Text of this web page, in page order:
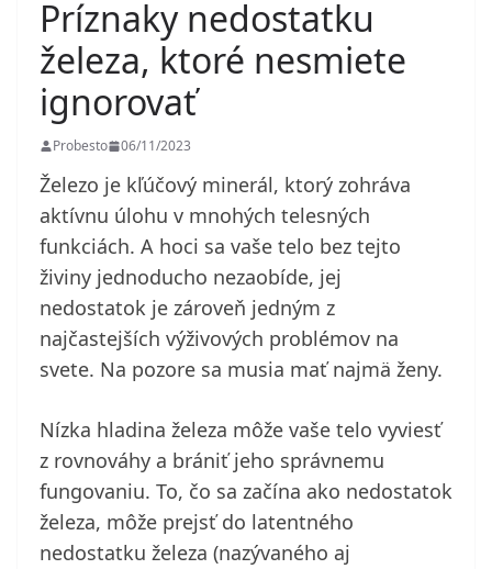
Príznaky nedostatku
železa, ktoré nesmiete
ignorovať
Probesto 06/11/2023
Železo je kľúčový minerál, ktorý zohráva
aktívnu úlohu v mnohých telesných
funkciách. A hoci sa vaše telo bez tejto
živiny jednoducho nezaobíde, jej
nedostatok je zároveň jedným z
najčastejších výživových problémov na
svete. Na pozore sa musia mať najmä ženy.
Nízka hladina železa môže vaše telo vyviesť
z rovnováhy a brániť jeho správnemu
fungovaniu. To, čo sa začína ako nedostatok
železa, môže prejsť do latentného
nedostatku železa (nazývaného aj